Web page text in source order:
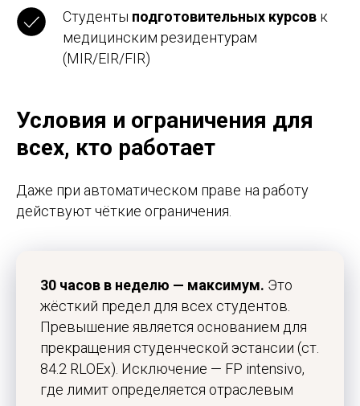
Студенты подготовительных курсов к
медицинским резидентурам
(MIR/EIR/FIR)
Условия и ограничения для
всех, кто работает
Даже при автоматическом праве на работу
действуют чёткие ограничения.
30 часов в неделю — максимум. Это
жёсткий предел для всех студентов.
Превышение является основанием для
прекращения студенческой эстансии (ст.
84.2 RLOEx). Исключение — FP intensivo,
где лимит определяется отраслевым